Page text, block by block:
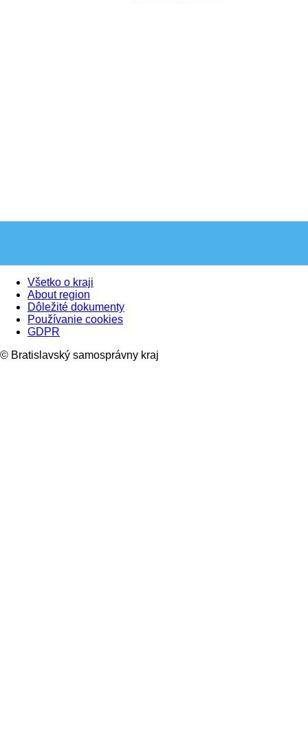
Všetko o kraji
About region
Dôležité dokumenty
Používanie cookies
GDPR
© Bratislavský samosprávny kraj